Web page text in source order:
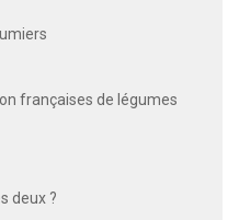
françaises de légumes
deux ?